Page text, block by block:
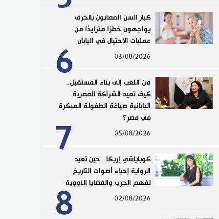
6
كبار السن المصابون بالخرف
يواجهون خطرًا متزايدًا من
عمليات الاحتيال في اليابان
03/08/2026
7
من اللعب إلى بناء المستقبل..
كيف تعيد الشراكة المصرية
اليابانية صياغة الطفولة المبكرة
في مصر؟
05/08/2026
8
كوباياشي إريكا.. حين تعيد
الرواية إحياء أصوات التاريخ
لفهم الحرب والقضايا النووية
02/08/2026